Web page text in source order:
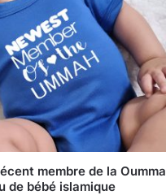
membre de la Oumma
de bébé islamique